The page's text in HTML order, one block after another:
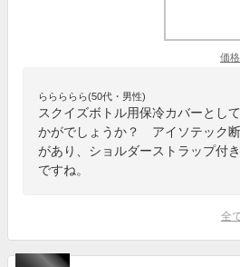
価
ららららら(50代・男性)
スクイズボトル用保冷カバーとし
かがでしょうか？ アイソテック
があり、ショルダーストラップ付
ですね。
全